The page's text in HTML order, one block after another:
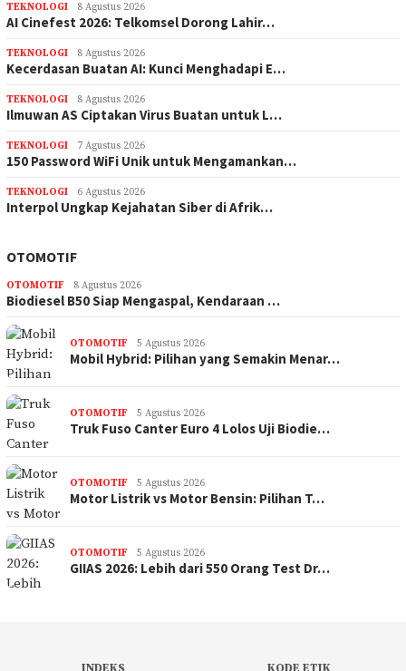
TEKNOLOGI 8 Agustus 2026
AI Cinefest 2026: Telkomsel Dorong Lahir…
TEKNOLOGI 8 Agustus 2026
Kecerdasan Buatan AI: Kunci Menghadapi E…
TEKNOLOGI 8 Agustus 2026
Ilmuwan AS Ciptakan Virus Buatan untuk L…
TEKNOLOGI 7 Agustus 2026
150 Password WiFi Unik untuk Mengamankan…
TEKNOLOGI 6 Agustus 2026
Interpol Ungkap Kejahatan Siber di Afrik…
OTOMOTIF
OTOMOTIF 8 Agustus 2026
Biodiesel B50 Siap Mengaspal, Kendaraan …
OTOMOTIF 5 Agustus 2026
Mobil Hybrid: Pilihan yang Semakin Menar…
OTOMOTIF 5 Agustus 2026
Truk Fuso Canter Euro 4 Lolos Uji Biodie…
OTOMOTIF 5 Agustus 2026
Motor Listrik vs Motor Bensin: Pilihan T…
OTOMOTIF 5 Agustus 2026
GIIAS 2026: Lebih dari 550 Orang Test Dr…